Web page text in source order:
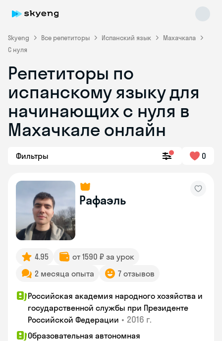
Skyeng Все репетиторы Испанский язык
Махачкала
С нуля
Репетиторы по
испанскому языку для
начинающих с нуля в
Махачкале онлайн
Фильтры 0
Рафаэль
4.95
от 1590 ₽ за урок
2 месяца опыта
7 отзывов
Российская академия народного хозяйства и
государственной службы при Президенте
Российской Федерации • 2016 г.
Образовательная автономная
Skyeng Chat